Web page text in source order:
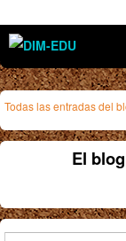
Todas las entradas del
El